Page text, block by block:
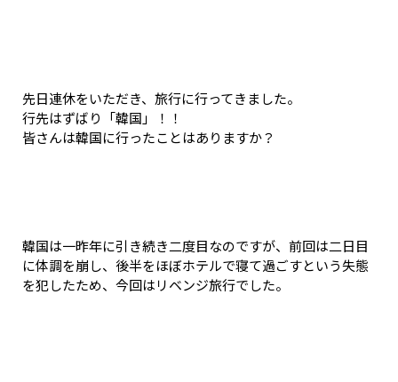
先日連休をいただき、旅行に行ってきました。
行先はずばり「韓国」！！
皆さんは韓国に行ったことはありますか？
韓国は一昨年に引き続き二度目なのですが、前回は二日目
に体調を崩し、後半をほぼホテルで寝て過ごすという失態
を犯したため、今回はリベンジ旅行でした。